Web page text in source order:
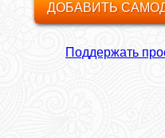
ДОБАВИТЬ
Поддержать